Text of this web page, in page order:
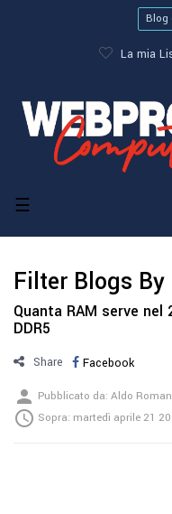
Blog
La mia
navigazione
☰
Filter Blogs By
Quanta RAM serve nel
DDR5
Share Facebook
person Pubblicato da: Aldo
 Sopra: martedì aprile 21